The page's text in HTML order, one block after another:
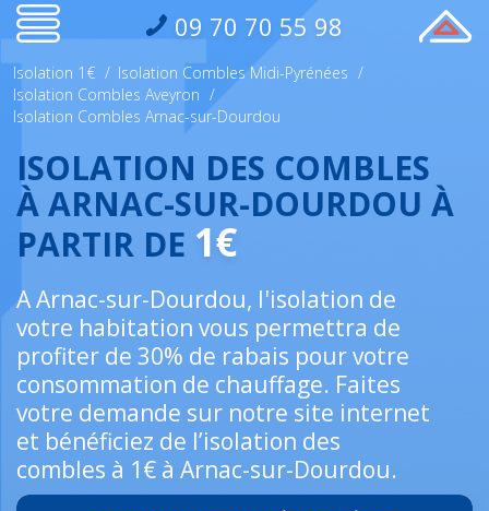
09 70 70 55 98
Isolation 1€ / Isolation Combles Midi-Pyrénées /
Isolation Combles Aveyron /
Isolation Combles Arnac-sur-Dourdou
ISOLATION DES COMBLES
À ARNAC-SUR-DOURDOU À
PARTIR DE 1€
A Arnac-sur-Dourdou, l'isolation de
votre habitation vous permettra de
profiter de 30% de rabais pour votre
consommation de chauffage. Faites
votre demande sur notre site internet
et bénéficiez de l’isolation des
combles à 1€ à Arnac-sur-Dourdou.